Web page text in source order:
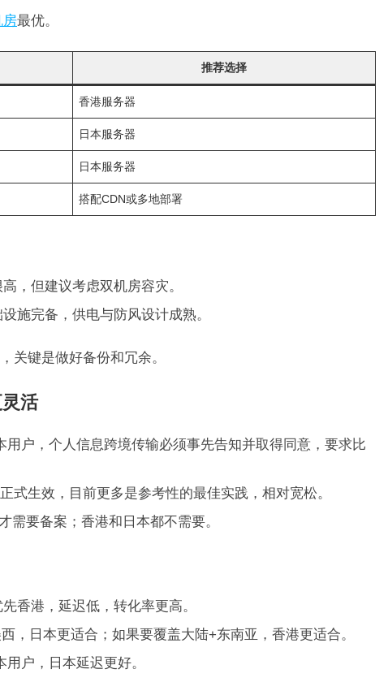
房最优。
推荐选择
香港服务器
日本服务器
日本服务器
搭配CDN或多地部署
，但建议考虑双机房容灾。
施完备，供电与防风设计成熟。
关键是做好备份和冗余。
活
用户，个人信息跨境传输必须事先告知并取得同意，要求比
式生效，目前更多是参考性的最佳实践，相对宽松。
需要备案；香港和日本都不需要。
先香港，延迟低，转化率更高。
，日本更适合；如果要覆盖大陆+东南亚，香港更适合。
用户，日本延迟更好。